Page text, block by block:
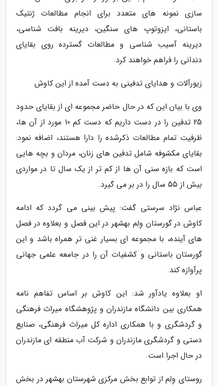
سازی نمونه های متعدد برای انجام مطالعات ژنتیک
باستانی، ایزوتوپ های سنگین، دیرینه بافت شناسی،
دیرینه آسیب شناسی و مطالعات گسترده روی بقایای
دندانی را فراهم خواهند کرد.
زیورآلات و هدایای تدفینی به دست آمده از این کاوش
وی با بیان این که در حال حاضر مجموعه ای از بقایای حدود
25 تدفین را در دست داریم که دست کم 10 مورد از آن ها،
ظرفیت تمام مطالعات ذکرشده را دارا هستند، اضافه نمود:
بقایای مکشوفه شامل تدفین های زنان، مردان و بچه هایی
است که بازه سنی آن ها از کم تر از یک سال تا در مواردی
بیش از 55 سال را در بر می گیرد.
عباس نژاد سرستی گفت: پیش بینی می گردد که ادامه
کاوش در گورستان وِلِم بهشهر در این فصل و بعلاوه در فصل
های آینده، با مجموعه ای بسیار غنی تر همراه باشد و این
گورستان باستانی و کشفیات آن را در جامعه علمی جهانی
پرآوازه کند.
او بعلاوه یادآور شد: این کاوش بر اساس تفاهم نامه
همکاری بین دانشگاه مازندران و پژوهشگاه میراث فرهنگی
و گردشگری و با همکاری اداره کل میراث فرهنگی، صنایع
دستی و گردشگری مازندران و شرکت آب منطقه ای مازندران
در حال اجرا است.
روستای وِلِم از توابع بخش مرکزی شهرستان بهشهر در بخش